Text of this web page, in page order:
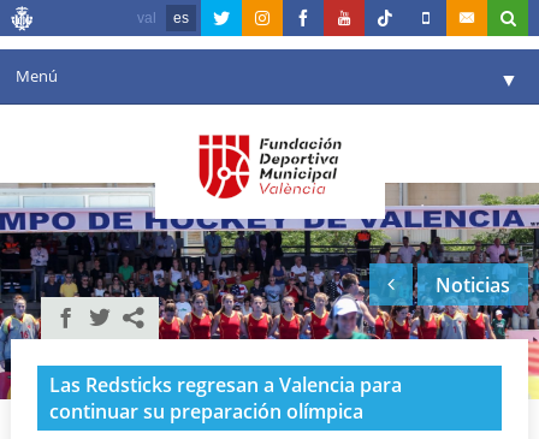
val es
Menú ▼
Agenda
Instalaciones ▼
Comunicación ▼
Valencia en deporte
Portal de Transparencia
Noticias
Las Redsticks regresan a Valencia para
continuar su preparación olímpica